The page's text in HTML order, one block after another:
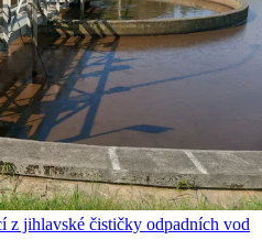
jihlavské čističky odpadních vod